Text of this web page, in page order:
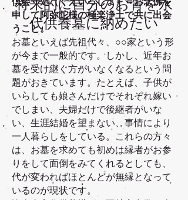
将来的に自分のお骨を永
代供養墓に納めたい
申して阿弥陀様の極楽浄土で共に出会
うこと。
お墓といえば先祖代々、○○家という形
が今まで一般的です。しかし、近年お
墓を受け継ぐ方がいなくなるという問
題がおきています。たとえば、子供が
いらしても娘さんだけでそれぞれ嫁い
でしまい、夫婦だけで後継者がいな
い、生涯結婚を望まない、事情により
一人暮らしをしている。これらの方々
は、お墓を求めても初めは縁者がお参
りをして面倒をみてくれるとしても、
代が変わればほとんどが無縁となって
いるのが現状です。